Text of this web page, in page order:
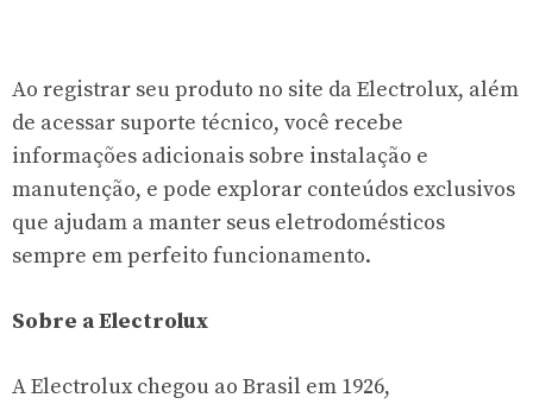
Ao registrar seu produto no site da Electrolux, além
de acessar suporte técnico, você recebe
informações adicionais sobre instalação e
manutenção, e pode explorar conteúdos exclusivos
que ajudam a manter seus eletrodomésticos
sempre em perfeito funcionamento.
Sobre a Electrolux
A Electrolux chegou ao Brasil em 1926,